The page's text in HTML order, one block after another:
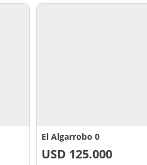
El Algarrobo 0
USD 125.000